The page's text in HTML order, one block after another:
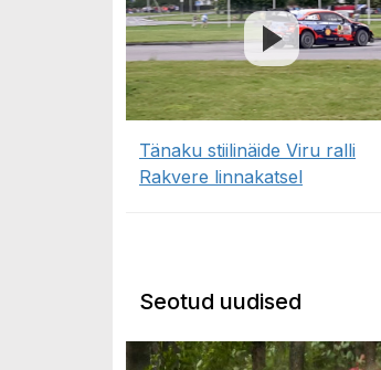
Tänaku stiilinäide Viru ralli
Rakvere linnakatsel
Seotud uudised